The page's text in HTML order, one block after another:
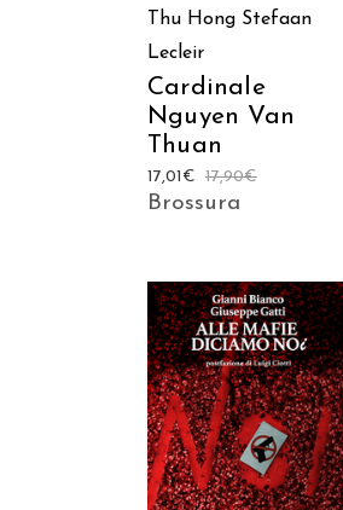
Thu Hong Stefaan
Lecleir
Cardinale
Nguyen Van
Thuan
17,90€
17,01 €
Brossura
AGGIUNGI AL CARRELLO